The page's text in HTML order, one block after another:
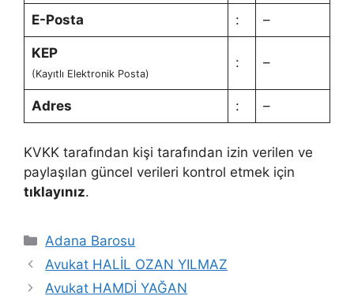
E-Posta : –
KEP
(Kayıtlı Elektronik Posta)
: –
Adres : –
KVKK tarafından kişi tarafından izin verilen ve
paylaşılan güncel verileri kontrol etmek için
tıklayınız.
Kategoriler
Adana Barosu
Avukat HALİL OZAN YILMAZ
Avukat HAMDİ YAĞAN